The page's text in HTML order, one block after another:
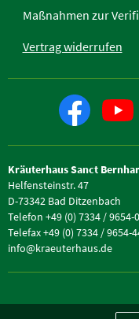
Maßnahmen zur
Vertrag widerrufen
Kräuterhaus Sanct
Helfensteinstr. 47
D-73342 Bad Ditzenbach
Telefon +49 (0) 7334 / 9654-0
Telefax +49 (0) 7334 / 9654-
info@kraeuterhaus.de